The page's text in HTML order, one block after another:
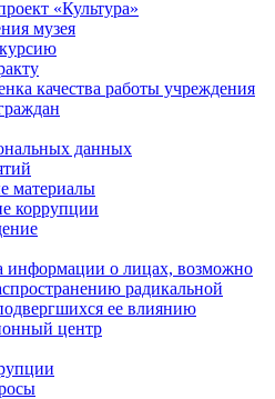
«Культура»
музея
качества работы учреждения
данных
материалы
коррупции
информации о лицах, возможно
радикальной
ее влиянию
центр